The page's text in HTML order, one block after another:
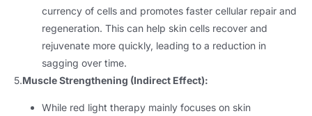
currency of cells and promotes faster cellular repair and
regeneration. This can help skin cells recover and
rejuvenate more quickly, leading to a reduction in
sagging over time.
5.Muscle Strengthening (Indirect Effect):
While red light therapy mainly focuses on skin